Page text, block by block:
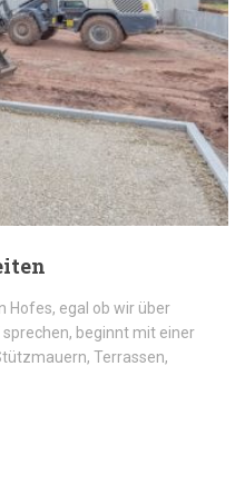
Hofes, egal ob wir über
beginnt mit einer
Terrassen,